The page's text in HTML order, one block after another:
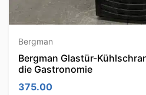
Bergman
Bergman Glastür-
die Gastronomie
375.00